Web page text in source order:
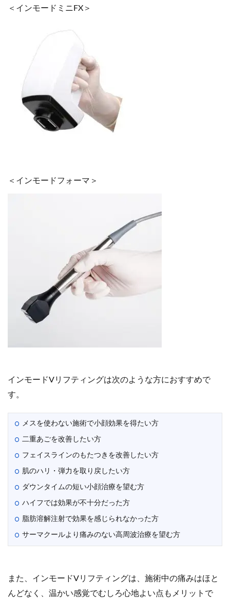
＜インモードミニFX＞
＜インモードフォーマ＞
インモードVリフティングは次のような方におすすめで
す。
メスを使わない施術で小顔効果を得たい方
二重あごを改善したい方
フェイスラインのもたつきを改善したい方
肌のハリ・弾力を取り戻したい方
ダウンタイムの短い小顔治療を望む方
ハイフでは効果が不十分だった方
脂肪溶解注射で効果を感じられなかった方
サーマクールより痛みのない高周波治療を望む方
また、インモードVリフティングは、施術中の痛みはほと
んどなく、温かい感覚でむしろ心地よい点もメリットで